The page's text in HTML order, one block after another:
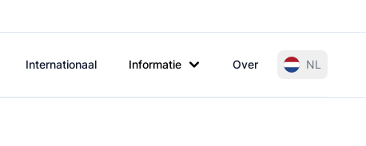
Internationaal Informatie Over NL